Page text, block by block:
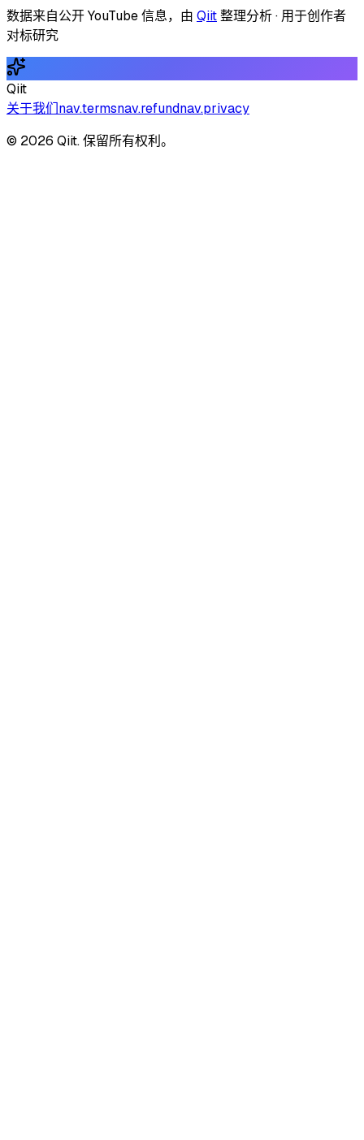
数据来自公开 YouTube 信息，由 Qiit整理分析 · 用于创作者
对标研究
Qiit
关于我们nav.termsnav.refundnav.privacy
© 2026 Qiit. 保留所有权利。